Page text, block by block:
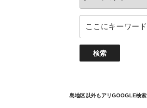
島地区以外もアリGOOGLE検索